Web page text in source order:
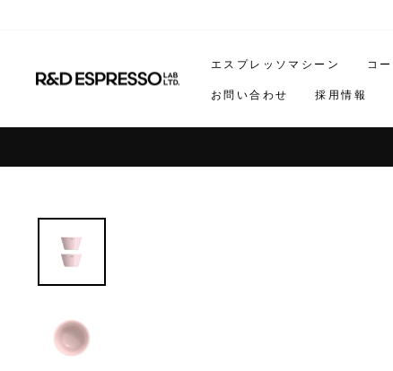
エスプレッソマシーン コ
お問い合わせ 採用情報